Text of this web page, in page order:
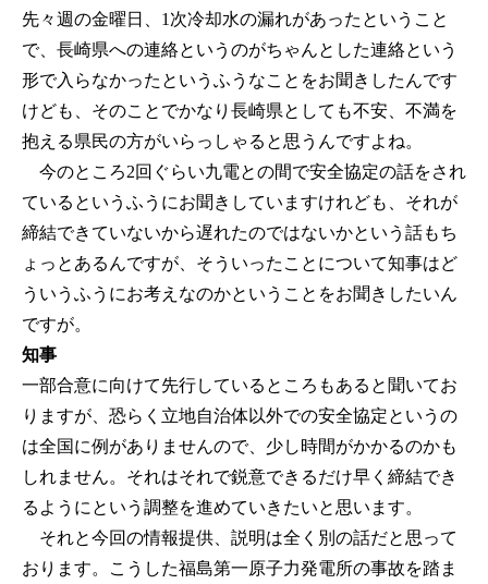
先々週の金曜日、1次冷却水の漏れがあったということ
で、長崎県への連絡というのがちゃんとした連絡という
形で入らなかったというふうなことをお聞きしたんです
けども、そのことでかなり長崎県としても不安、不満を
抱える県民の方がいらっしゃると思うんですよね。
今のところ2回ぐらい九電との間で安全協定の話をされ
ているというふうにお聞きしていますけれども、それが
締結できていないから遅れたのではないかという話もち
ょっとあるんですが、そういったことについて知事はど
ういうふうにお考えなのかということをお聞きしたいん
ですが。
知事
一部合意に向けて先行しているところもあると聞いてお
りますが、恐らく立地自治体以外での安全協定というの
は全国に例がありませんので、少し時間がかかるのかも
しれません。それはそれで鋭意できるだけ早く締結でき
るようにという調整を進めていきたいと思います。
それと今回の情報提供、説明は全く別の話だと思って
おります。こうした福島第一原子力発電所の事故を踏ま